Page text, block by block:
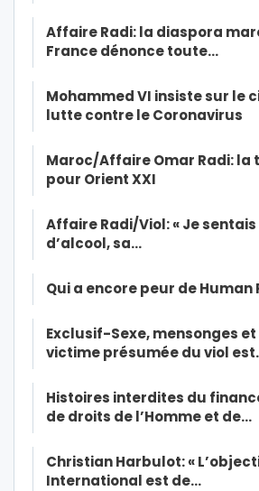
Affaire Radi: la diaspora
France dénonce toute…
Mohammed VI insiste sur le
lutte contre le Coronavirus
Maroc/Affaire Omar Radi: la
pour Orient XXI
Affaire Radi/Viol: « Je
d’alcool, sa…
Qui a encore peur de Human
Exclusif-Sexe, mensonges et
victime présumée du viol
Histoires interdites du
de droits de l’Homme et de…
Christian Harbulot: «
International est de…